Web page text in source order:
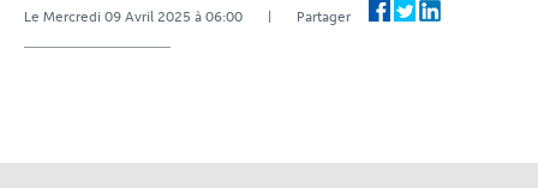
Le Mercredi 09 Avril 2025 à 06:00 | Partager